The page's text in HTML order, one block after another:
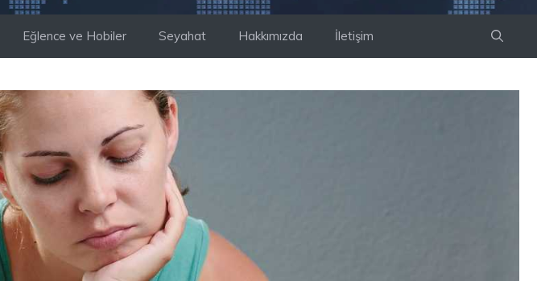
Eğlence ve Hobiler Seyahat Hakkımızda İletişim